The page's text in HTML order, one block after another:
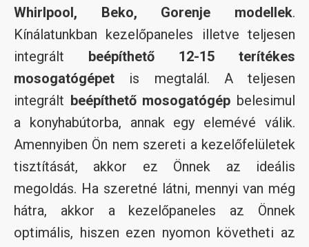
Whirlpool, Beko, Gorenje modellek.
Kínálatunkban kezelőpaneles illetve teljesen
integrált beépíthető 12-15 terítékes
mosogatógépet is megtalál. A teljesen
integrált beépíthető mosogatógép belesimul
a konyhabútorba, annak egy elemévé válik.
Amennyiben Ön nem szereti a kezelőfelületek
tisztítását, akkor ez Önnek az ideális
megoldás. Ha szeretné látni, mennyi van még
hátra, akkor a kezelőpaneles az Önnek
optimális, hiszen ezen nyomon követheti az